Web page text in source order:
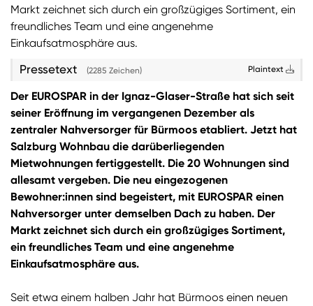
Markt zeichnet sich durch ein großzügiges Sortiment, ein
freundliches Team und eine angenehme
Einkaufsatmosphäre aus.
Pressetext (2285 Zeichen) Plaintext
Der EUROSPAR in der Ignaz-Glaser-Straße hat sich seit
seiner Eröffnung im vergangenen Dezember als
zentraler Nahversorger für Bürmoos etabliert. Jetzt hat
Salzburg Wohnbau die darüberliegenden
Mietwohnungen fertiggestellt. Die 20 Wohnungen sind
allesamt vergeben. Die neu eingezogenen
Bewohner:innen sind begeistert, mit EUROSPAR einen
Nahversorger unter demselben Dach zu haben. Der
Markt zeichnet sich durch ein großzügiges Sortiment,
ein freundliches Team und eine angenehme
Einkaufsatmosphäre aus.
Seit etwa einem halben Jahr hat Bürmoos einen neuen